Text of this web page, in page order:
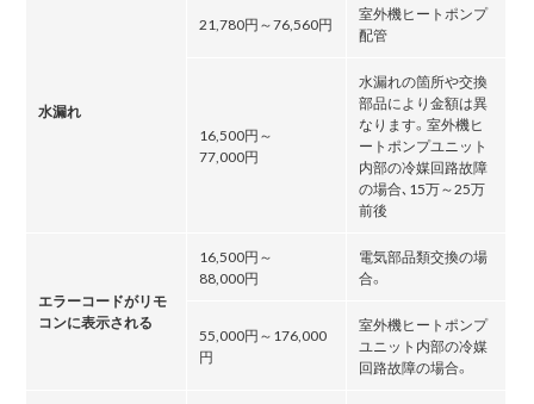
水漏れ
21,780円～76,560円
室外機ヒートポンプ
配管
16,500円～
77,000円
水漏れの箇所や交換
部品により金額は異
なります。室外機ヒ
ートポンプユニット
内部の冷媒回路故障
の場合､15万～25万
前後
エラーコードがリモ
コンに表示される
16,500円～
88,000円
電気部品類交換の場
合。
55,000円～176,000
円
室外機ヒートポンプ
ユニット内部の冷媒
回路故障の場合。